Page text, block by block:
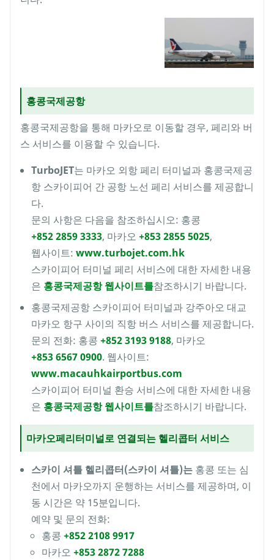
홍콩국제공항
홍콩국제공항을 통해 마카오로 이동할 경우, 페리와 버
스 서비스를 이용할 수 있습니다.
TurboJET는 마카오 외항 페리 터미널과 홍콩국제공
항 스카이피어 간 공항 노선 페리 서비스를 제공합니
다.
문의 사항은 다음을 참조하십시오: 홍콩
+852 2859 3333, 마카오 +853 2855 5025,
웹사이트: www.turbojet.com.hk
스카이피어 터미널 페리 서비스에 대한 자세한 내용
은 홍콩국제공항 웹사이트를참조하시기 바랍니다.
홍콩국제공항 스카이피어 터미널과 강주아오 대교
마카오 항구 사이의 직항 버스 서비스를 제공합니다.
문의 전화: 홍콩 +852 3193 9188, 마카오
+853 6567 0900. 웹사이트:
www.macauhkairportbus.com
스카이피어 터미널 환승 서비스에 대한 자세한 내용
은 홍콩국제공항 웹사이트를참조하시기 바랍니다.
마카오페리터미널로 연결되는 헬리콥터 서비스
스카이 셔틀 헬리콥터(스카이 셔틀)는홍콩 또는 심
천에서 마카오까지 운행하는 서비스를 제공하며, 이
동 시간은 약 15분입니다.
예약 및 문의 전화:
홍콩+852 2108 9917
마카오+853 2872 7288